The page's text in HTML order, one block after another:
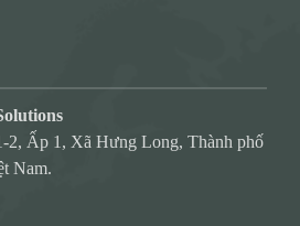
Ấp 1, Xã Hưng Long, Thành phố
Nam.